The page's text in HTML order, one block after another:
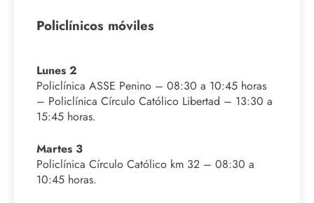
Policlínicos móviles
Lunes 2
Policlínica ASSE Penino – 08:30 a 10:45 horas
– Policlínica Círculo Católico Libertad – 13:30 a
15:45 horas.
Martes 3
Policlínica Círculo Católico km 32 – 08:30 a
10:45 horas.